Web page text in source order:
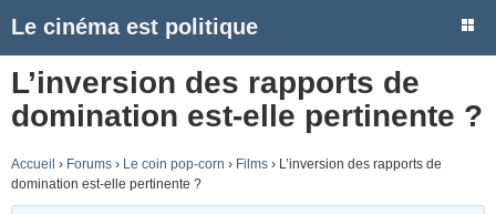
Le cinéma est politique
L’inversion des rapports de
domination est-elle pertinente ?
Accueil › Forums › Le coin pop-corn › Films › L’inversion des rapports de
domination est-elle pertinente ?